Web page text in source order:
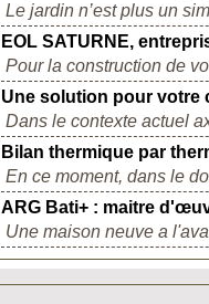
Le jardin n’est plus un
EOL SATURNE,
Pour la construction de
Une solution pour votre
Dans le contexte actuel
Bilan thermique par
En ce moment, dans le
ARG Bati+ : maitre
Une maison neuve a